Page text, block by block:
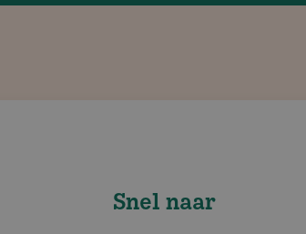
Snel naar